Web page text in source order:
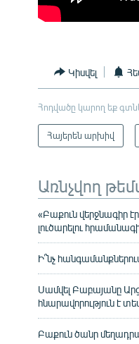
Կիսվել
Հոդվածը կարող եք
Հայերեն արխիվ
Առնչվող
«Բաքուն վերջնագիր
լուծարելու
Ի՞նչ
Սամվել Բաբայանը
հնարավորություն է
Բաքուն ծանր